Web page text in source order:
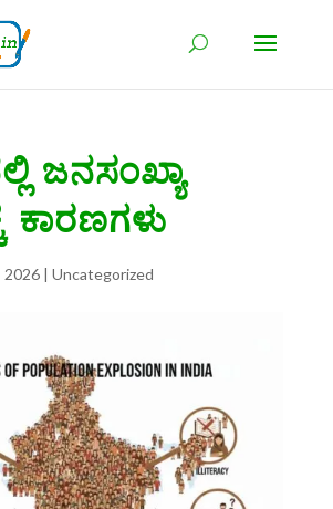
ಜನಸಂಖ್ಯಾ
ಕಾರಣಗಳು
2026| Uncategorized